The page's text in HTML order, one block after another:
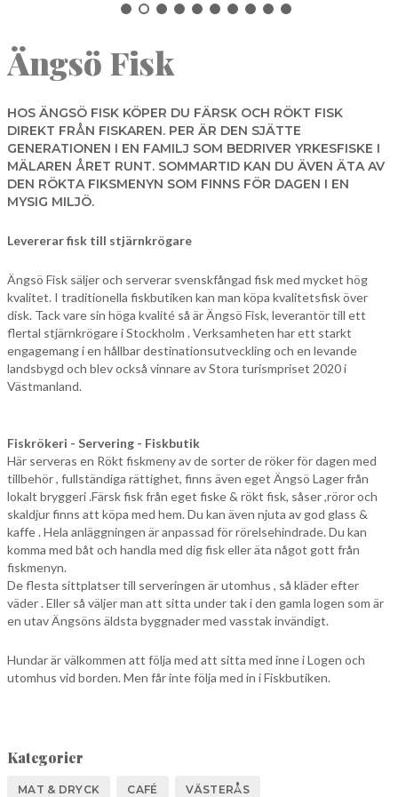
SALA
SKINNSKATTEBERG
SURAHAMMAR
VÄSTERÅS
Sök
Ängsö Fisk
HOS ÄNGSÖ FISK KÖPER DU FÄRSK OCH RÖKT FISK
DIREKT FRÅN FISKAREN. PER ÄR DEN SJÄTTE
GENERATIONEN I EN FAMILJ SOM BEDRIVER YRKESFISKE I
MÄLAREN ÅRET RUNT. SOMMARTID KAN DU ÄVEN ÄTA AV
DEN RÖKTA FIKSMENYN SOM FINNS FÖR DAGEN I EN
MYSIG MILJÖ.
Levererar fisk till stjärnkrögare
Ängsö Fisk säljer och serverar svenskfångad fisk med mycket hög
kvalitet. I traditionella fiskbutiken kan man köpa kvalitetsfisk över
disk. Tack vare sin höga kvalité så är Ängsö Fisk, leverantör till ett
flertal stjärnkrögare i Stockholm . Verksamheten har ett starkt
engagemang i en hållbar destinationsutveckling och en levande
landsbygd och blev också vinnare av Stora turismpriset 2020 i
Västmanland.
Fiskrökeri - Servering - Fiskbutik
Här serveras en Rökt fiskmeny av de sorter de röker för dagen med
tillbehör , fullständiga rättighet, finns även eget Ängsö Lager från
lokalt bryggeri .Färsk fisk från eget fiske & rökt fisk, såser ,röror och
skaldjur finns att köpa med hem. Du kan även njuta av god glass &
kaffe . Hela anläggningen är anpassad för rörelsehindrade. Du kan
komma med båt och handla med dig fisk eller äta något gott från
fiskmenyn.
De flesta sittplatser till serveringen är utomhus , så kläder efter
väder . Eller så väljer man att sitta under tak i den gamla logen som är
en utav Ängsöns äldsta byggnader med vasstak invändigt.
Hundar är välkommen att följa med att sitta med inne i Logen och
utomhus vid borden. Men får inte följa med in i Fiskbutiken.
Kategorier
MAT & DRYCK CAFÉ VÄSTERÅS